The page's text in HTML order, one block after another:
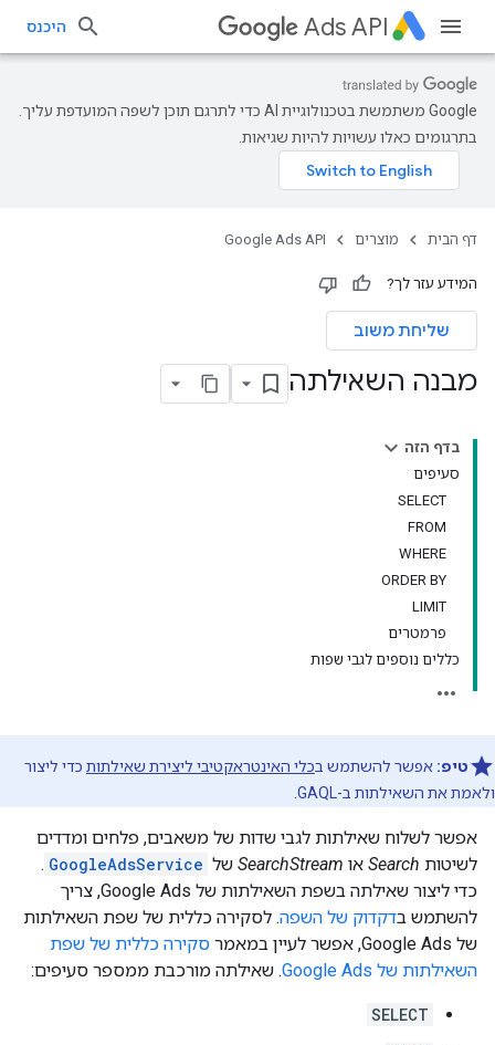
Ads API היכנס
‫Google משתמשת בטכנולוגיית AI כדי לתרגם תוכן לשפה המועדפת עליך.
בתרגומים כאלו עשויות להיות שגיאות.
דף הבית מוצרים Google Ads API
המידע עזר לך?
שליחת משוב
מבנה השאילתה
בדף הזה
סעיפים
‪SELECT
FROM
WHERE
ORDER BY
LIMIT
פרמטרים
כללים נוספים לגבי שפות
טיפ: אפשר להשתמש בכלי האינטראקטיבי ליצירת שאילתות כדי ליצור
ולאמת את השאילתות ב-GAQL.
אפשר לשלוח שאילתות לגבי שדות של משאבים, פלחים ומדדים
לשיטות Search או SearchStream של GoogleAdsService
.
כדי ליצור שאילתה בשפת השאילתות של Google Ads, צריך
להשתמש בדקדוק של השפה. לסקירה כללית של שפת השאילתות
של Google Ads, אפשר לעיין במאמר
סקירה כללית של שפת
השאילתות של Google Ads
. שאילתה מורכבת ממספר סעיפים:
SELECT